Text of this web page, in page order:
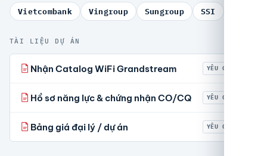
Vietcombank Vingroup Sungroup SSI
TÀI LIỆU DỰ ÁN
Nhận Catalog WiFi Grandstream YÊU CẦU
Hồ sơ năng lực & chứng nhận CO/CQ YÊU CẦU
Bảng giá đại lý / dự án YÊU CẦU